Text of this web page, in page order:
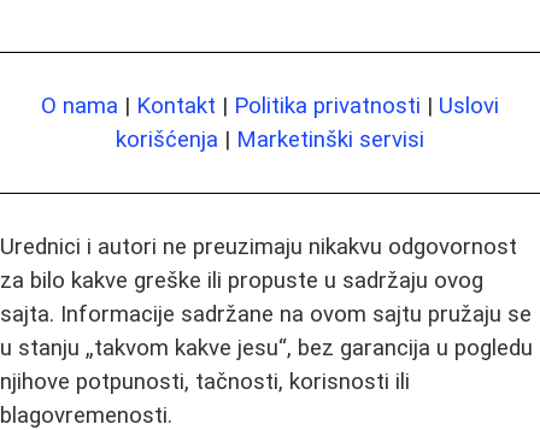
O nama | Kontakt | Politika privatnosti | Uslovi
korišćenja | Marketinški servisi
Urednici i autori ne preuzimaju nikakvu odgovornost
za bilo kakve greške ili propuste u sadržaju ovog
sajta. Informacije sadržane na ovom sajtu pružaju se
u stanju „takvom kakve jesu“, bez garancija u pogledu
njihove potpunosti, tačnosti, korisnosti ili
blagovremenosti.